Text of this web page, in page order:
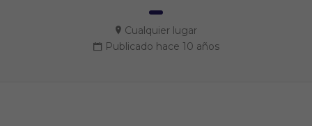
Cualquier lugar
Publicado hace 10 años